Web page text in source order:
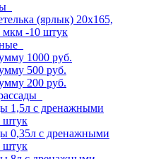
(ярлык) 20х165,
мкм -10 штук
1000 руб.
500 руб.
200 руб.
1,5л с дренажными
штук
0,35л с дренажными
штук